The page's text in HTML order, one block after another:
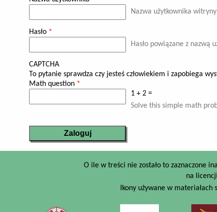
Nazwa użytkownika witryny
Hasło *
Hasło powiązane z nazwą
CAPTCHA
To pytanie sprawdza czy jesteś człowiekiem i zapobiega
Math question *
1 + 2 =
Solve this simple math
O ile w treści nie zostało to zaznaczone
na
Ikony używane w